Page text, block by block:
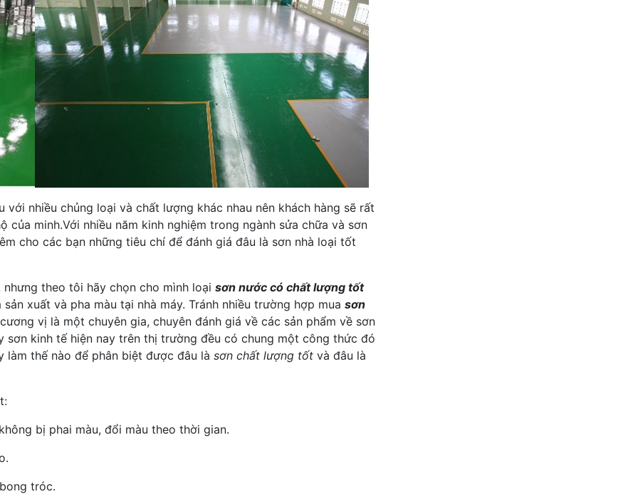
nhiều chủng loại và chất lượng khác nhau nên khách hàng sẽ rất
minh.Với nhiều năm kinh nghiệm trong ngành sửa chữa và sơn
cho các bạn những tiêu chí để đánh giá đâu là sơn nhà loại tốt
theo tôi hãy chọn cho mình loại sơn nước có chất lượng tốt
xuất và pha màu tại nhà máy. Tránh nhiều trường hợp mua sơn
vị là một chuyên gia, chuyên đánh giá về các sản phẩm về sơn
sơn kinh tế hiện nay trên thị trường đều có chung một công thức đó
làm thế nào để phân biệt được đâu là sơn chất lượng tốt và đâu là
bị phai màu, đổi màu theo thời gian.
tróc.